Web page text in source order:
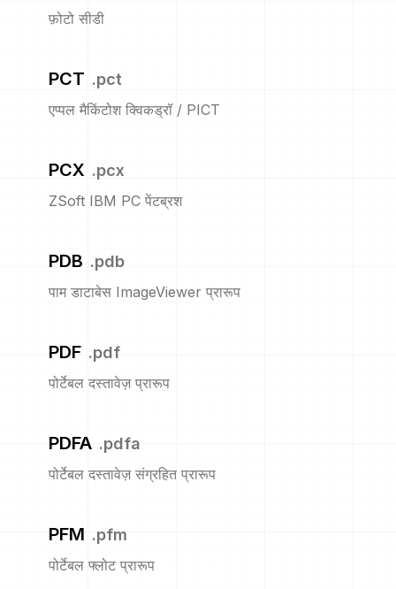
फ़ोटो सीडी
PCT .pct
एप्पल मैकिंटोश क्विकड्रॉ / PICT
PCX .pcx
ZSoft IBM PC पेंटब्रश
PDB .pdb
पाम डाटाबेस ImageViewer प्रारूप
PDF .pdf
पोर्टेबल दस्तावेज़ प्रारूप
PDFA .pdfa
पोर्टेबल दस्तावेज़ संग्रहित प्रारूप
PFM .pfm
पोर्टेबल फ्लोट प्रारूप